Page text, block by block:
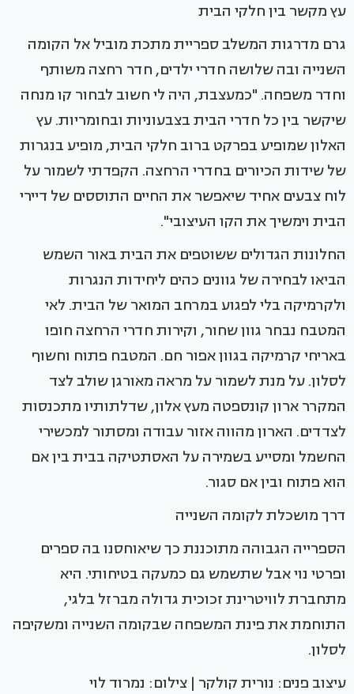
עץ מקשר בין חלקי הבית
גרם מדרגות המשלב ספריית מתכת מוביל אל הקומה
השנייה ובה שלושה חדרי ילדים, חדר רחצה משותף
וחדר משפחה. "כמעצבת, היה לי חשוב לבחור קו מנחה
שיקשר בין כל חדרי הבית בצבעוניות ובחומריות. עץ
האלון שמופיע בפרקט ברוב חלקי הבית, מופיע בנגרות
של שידות הכיורים בחדרי הרחצה. הקפדתי לשמור על
לוח צבעים אחיד שיאפשר את החיים התוססים של דיירי
הבית וימשיך את הקו העיצובי".
החלונות הגדולים ששוטפים את הבית באור השמש
הביאו לבחירה של גוונים כהים ליחידות הנגרות
ולקרמיקה בלי לפגוע במרחב המואר של הבית. לאי
המטבח נבחר גוון שחור, וקירות חדרי הרחצה חופו
באריחי קרמיקה בגוון אפור חם. המטבח פתוח וחשוף
לסלון. על מנת לשמור על מראה מאורגן שולב לצד
המקרר ארון קונספטה מעץ אלון, שדלתותיו מתכנסות
לצדדים. הארון מהווה אזור עבודה ומסתור למכשירי
החשמל ומסייע בשמירה על האסתטיקה בבית בין אם
הוא פתוח ובין אם סגור.
דרך מושכלת לקומה השנייה
הספרייה הגבוהה מתוכננת כך שיאוחסנו בה ספרים
ופרטי נוי אבל שתשמש גם כמעקה בטיחותי. היא
מתחברת לוויטרינת זכוכית גדולה מברזל בלגי,
התוחמת את פינת המשפחה שבקומה השנייה ומשקיפה
לסלון.
עיצוב פנים: נורית קולקר | צילום: נמרוד לוי